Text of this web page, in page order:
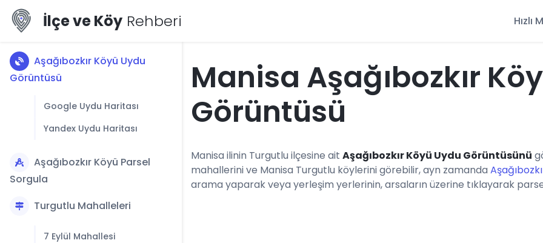
İlçe ve Köy Rehberi Hızlı
Aşağıbozkır Köyü Uydu
Görüntüsü
Google Uydu Haritası
Yandex Uydu Haritası
Aşağıbozkır Köyü Parsel
Sorgula
Turgutlu Mahalleleri
7 Eylül Mahallesi
Manisa Aşağıbozkır
Görüntüsü
Manisa ilinin Turgutlu ilçesine ait Aşağıbozkır Köyü Uydu Görüntüsünü
mahallerini ve Manisa Turgutlu köylerini görebilir, ayn zamanda
arama yaparak veya yerleşim yerlerinin, arsaların üzerine tıklayarak